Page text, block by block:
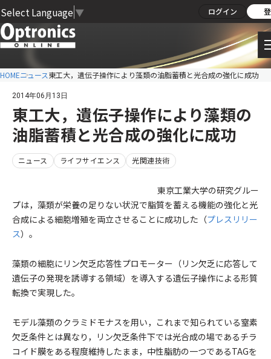
Select Language ▼ ログイン
HOMEニュース東工大，遺伝子操作により藻類の油脂蓄積と光合成の強化に成功
2014年06月13日
東工大，遺伝子操作により藻類の
油脂蓄積と光合成の強化に成功
ニュース ライフサイエンス 光関連技術
東京工業大学の研究グルー
プは，藻類が栄養の足りない状況で脂質を蓄える機能の強化と光
合成による細胞増殖を両立させることに成功した（プレスリリー
ス）。
藻類の細胞にリン欠乏応答性プロモーター（リン欠乏に応答して
遺伝子の発現を誘導する領域）を導入する遺伝子操作による形質
転換で実現した。
モデル藻類のクラミドモナスを用い，これまで知られている窒素
欠乏条件とは異なり，リン欠乏条件下では光合成の場であるチラ
コイド膜をある程度維持したまま，中性脂肪の一つであるTAGを